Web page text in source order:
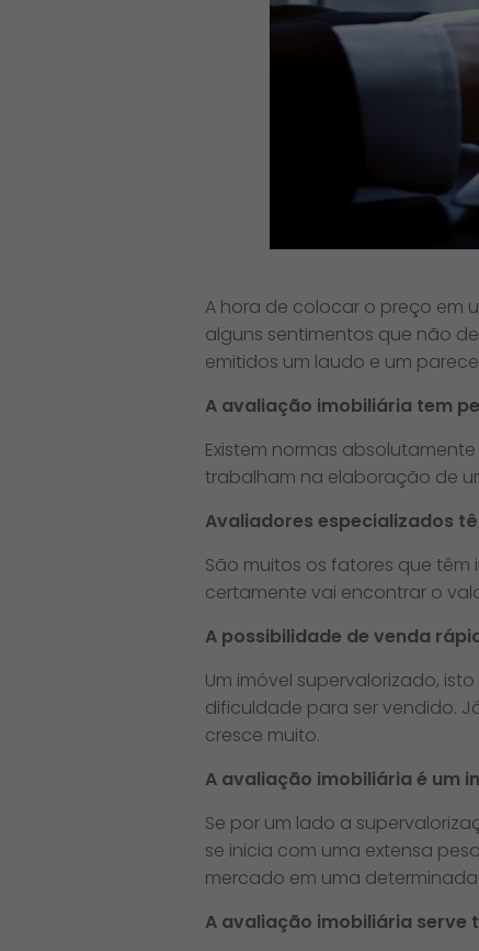
A hora de colocar o preço em
alguns sentimentos que não
emitidos um laudo e um
A avaliação imobiliária tem
Existem normas
trabalham na elaboração de
Avaliadores especializados
São muitos os fatores que
certamente vai encontrar o
A possibilidade de venda
Um imóvel supervalorizado,
dificuldade para ser vendido.
cresce muito.
A avaliação imobiliária é um
Se por um lado a
se inicia com uma extensa
mercado em uma
A avaliação imobiliária serve